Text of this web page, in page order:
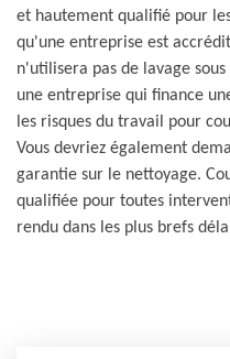
et hautement qualifié pour
qu'une entreprise est
n'utilisera pas de lavage
une entreprise qui finance
les risques du travail pour
Vous devriez également
garantie sur le nettoyage.
qualifiée pour toutes
rendu dans les plus brefs